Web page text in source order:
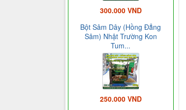
300.000 VND
Bột Sâm Dây (Hồng Đẳng
Sâm) Nhật Trường Kon
Tum...
250.000 VND